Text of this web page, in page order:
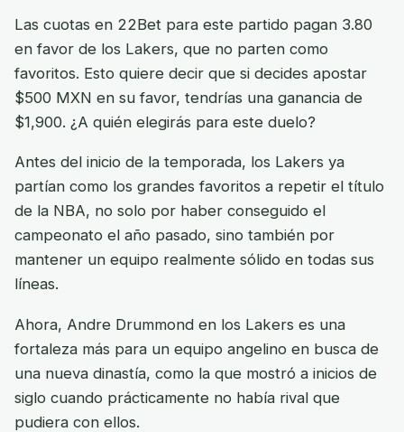
Las cuotas en 22Bet para este partido pagan 3.80
en favor de los Lakers, que no parten como
favoritos. Esto quiere decir que si decides apostar
$500 MXN en su favor, tendrías una ganancia de
$1,900. ¿A quién elegirás para este duelo?
Antes del inicio de la temporada, los Lakers ya
partían como los grandes favoritos a repetir el título
de la NBA, no solo por haber conseguido el
campeonato el año pasado, sino también por
mantener un equipo realmente sólido en todas sus
líneas.
Ahora, Andre Drummond en los Lakers es una
fortaleza más para un equipo angelino en busca de
una nueva dinastía, como la que mostró a inicios de
siglo cuando prácticamente no había rival que
pudiera con ellos.